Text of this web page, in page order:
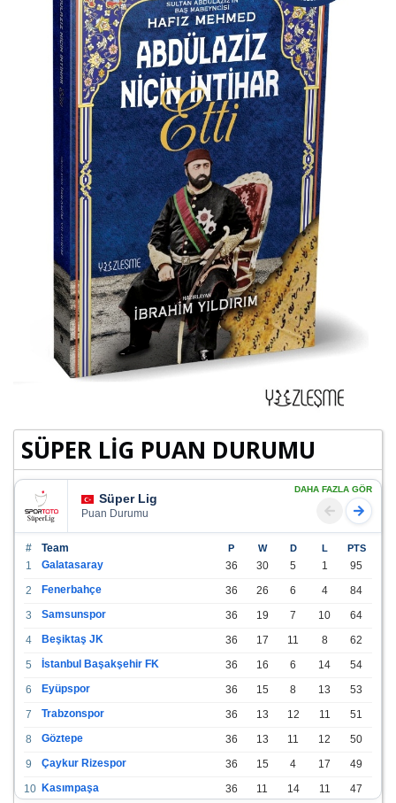
SÜPER LİG PUAN DURUMU
Süper Lig
Puan Durumu
DAHA FAZLA GÖR
# Team P W D L PTS
1 Galatasaray 36 30 5 1
95
2
Fenerbahçe 36 26 6 4
84
3
Samsunspor 36 19 7 10
64
4
Beşiktaş JK 36 17 11 8
62
5
İstanbul Başakşehir FK 36 16 6 14
54
6
Eyüpspor 36 15 8 13
53
7
Trabzonspor 36 13 12 11
51
8
Göztepe 36 13 11 12
50
9
Çaykur Rizespor 36 15 4 17
49
10 Kasımpaşa 36 11 14 11 47